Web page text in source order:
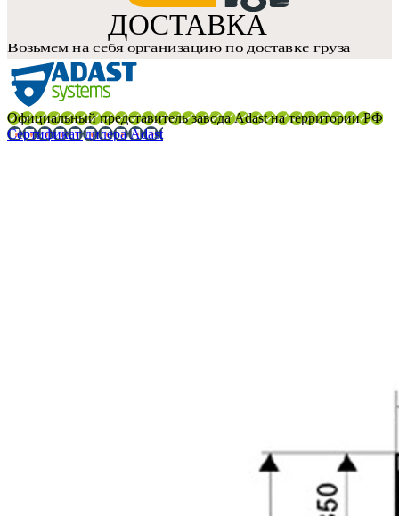
Официальный представитель завода Adast на территории РФ
Сертификат дилера Adast